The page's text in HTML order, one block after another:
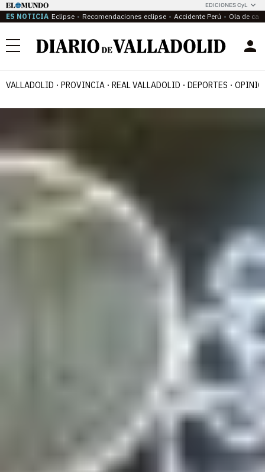
EDICIONES CyL
ES NOTICIA Eclipse Recomendaciones eclipse Accidente Perú Ola de
Menú
VALLADOLID PROVINCIA REAL VALLADOLID DEPORTES